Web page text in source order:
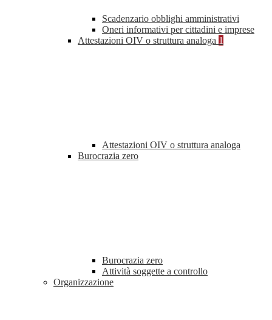
Scadenzario obblighi amministrativi
Oneri informativi per cittadini e imprese
Attestazioni OIV o struttura analoga 1
Attestazioni OIV o struttura analoga
Burocrazia zero
Burocrazia zero
Attività soggette a controllo
Organizzazione